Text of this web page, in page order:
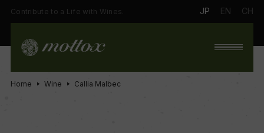
Contribute to a Life with Wines. JP EN CH
Home Wine Callia Malbec